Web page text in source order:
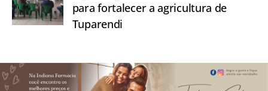
para fortalecer a agricultura de
Tuparendi